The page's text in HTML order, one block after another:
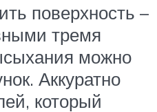
поверхность –
тремя
можно
Аккуратно
который